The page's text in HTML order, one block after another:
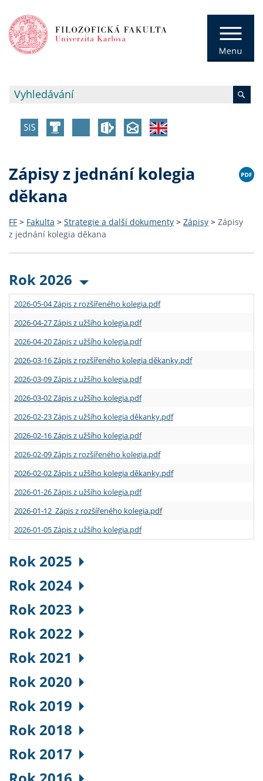
Zápisy z jednání kolegia
děkana
FF > Fakulta > Strategie a další dokumenty > Zápisy > Zápisy
z jednání kolegia děkana
Rok 2026
2026-05-04 Zápis z rozšířeného kolegia.pdf
2026-04-27 Zápis z užšího kolegia.pdf
2026-04-20 Zápis z užšího kolegia.pdf
2026-03-16 Zápis z rozšířeného kolegia děkanky.pdf
2026-03-09 Zápis z užšího kolegia.pdf
2026-03-02 Zápis z užšího kolegia.pdf
2026-02-23 Zápis z užšího kolegia děkanky.pdf
2026-02-16 Zápis z užšího kolegia.pdf
2026-02-09 Zápis z rozšířeného kolegia.pdf
2026-02-02 Zápis z užšího kolegia děkanky.pdf
2026-01-26 Zápis z užšího kolegia.pdf
2026-01-12 Zápis z rozšířeného kolegia.pdf
2026-01-05 Zápis z užšího kolegia.pdf
Rok 2025
Rok 2024
Rok 2023
Rok 2022
Rok 2021
Rok 2020
Rok 2019
Rok 2018
Rok 2017